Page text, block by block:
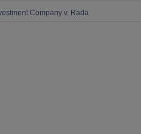
Company v. Rada